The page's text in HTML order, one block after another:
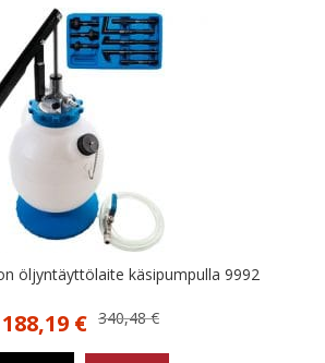
öljyntäyttölaite käsipumpulla 9992
340,48€
Alkuperäinen
188,19 €Nykyinen